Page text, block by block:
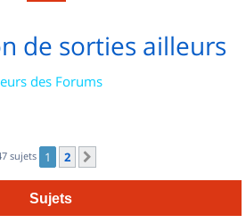
de sorties ailleurs
des Forums
sujets 1 2
Sujets